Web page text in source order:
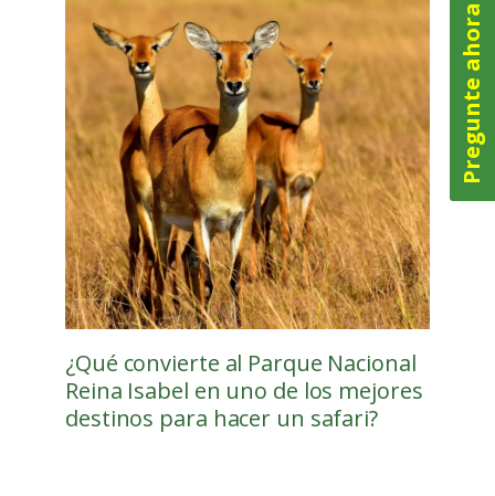
¿Qué convierte al Parque Nacional
Reina Isabel en uno de los mejores
destinos para hacer un safari?
Pregunte ahora